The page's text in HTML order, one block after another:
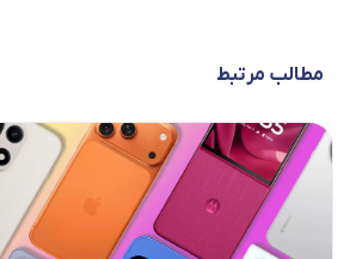
مطالب مرتبط